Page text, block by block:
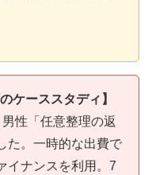
ケーススタディ】
性「任意整理の返
た。一時的な出費で
イナンスを利用。7